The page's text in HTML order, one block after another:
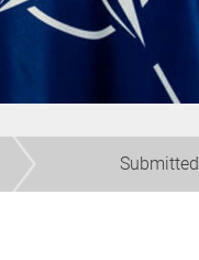
Submitted